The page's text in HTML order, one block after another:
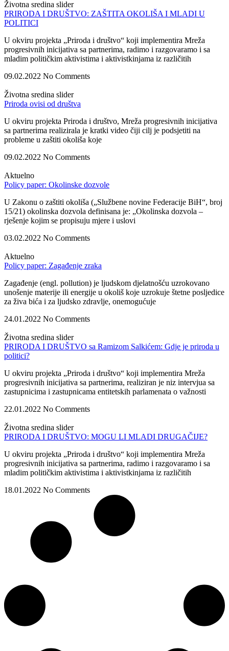
Životna sredina slider
PRIRODA I DRUŠTVO: ZAŠTITA OKOLIŠA I MLADI U
POLITICI
U okviru projekta „Priroda i društvo“ koji implementira Mreža
progresivnih inicijativa sa partnerima, radimo i razgovaramo i sa
mladim političkim aktivistima i aktivistkinjama iz različitih
09.02.2022 No Comments
Životna sredina slider
Priroda ovisi od društva
U okviru projekta Priroda i društvo, Mreža progresivnih inicijativa
sa partnerima realizirala je kratki video čiji cilj je podsjetiti na
probleme u zaštiti okoliša koje
09.02.2022 No Comments
Aktuelno
Policy paper: Okolinske dozvole
U Zakonu o zaštiti okoliša („Službene novine Federacije BiH“, broj
15/21) okolinska dozvola definisana je: „Okolinska dozvola –
rješenje kojim se propisuju mjere i uslovi
03.02.2022 No Comments
Aktuelno
Policy paper: Zagađenje zraka
Zagađenje (engl. pollution) je ljudskom djelatnošću uzrokovano
unošenje materije ili energije u okoliš koje uzrokuje štetne posljedice
za živa bića i za ljudsko zdravlje, onemogućuje
24.01.2022 No Comments
Životna sredina slider
PRIRODA I DRUŠTVO sa Ramizom Salkićem: Gdje je priroda u
politici?
U okviru projekta „Priroda i društvo“ koji implementira Mreža
progresivnih inicijativa sa partnerima, realiziran je niz intervjua sa
zastupnicima i zastupnicama entitetskih parlamenata o važnosti
22.01.2022 No Comments
Životna sredina slider
PRIRODA I DRUŠTVO: MOGU LI MLADI DRUGAČIJE?
U okviru projekta „Priroda i društvo“ koji implementira Mreža
progresivnih inicijativa sa partnerima, radimo i razgovaramo i sa
mladim političkim aktivistima i aktivistkinjama iz različitih
18.01.2022 No Comments